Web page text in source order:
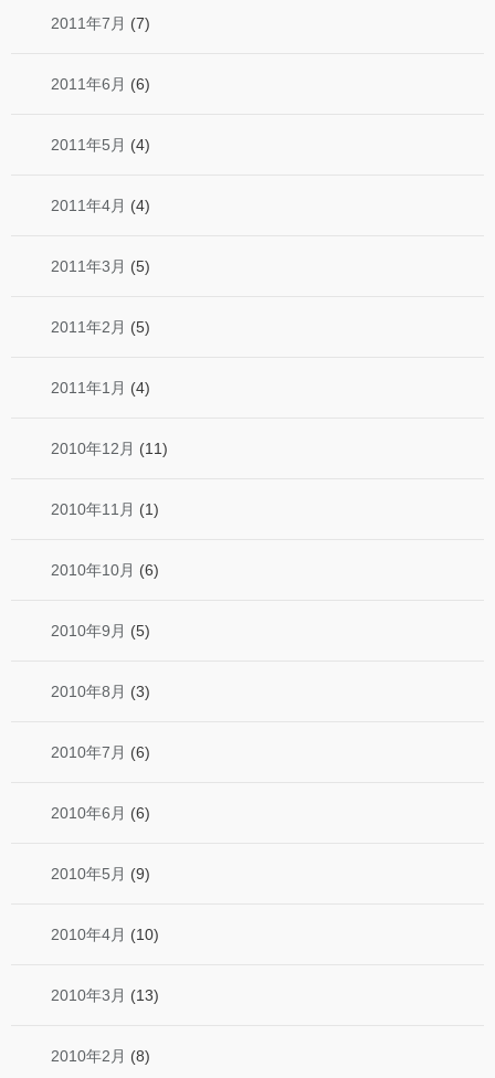
2011年7月 (7)
2011年6月 (6)
2011年5月 (4)
2011年4月 (4)
2011年3月 (5)
2011年2月 (5)
2011年1月 (4)
2010年12月 (11)
2010年11月 (1)
2010年10月 (6)
2010年9月 (5)
2010年8月 (3)
2010年7月 (6)
2010年6月 (6)
2010年5月 (9)
2010年4月 (10)
2010年3月 (13)
2010年2月 (8)